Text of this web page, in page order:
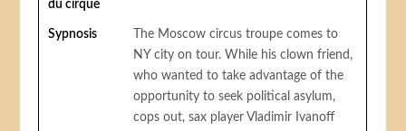
du cirque
Sypnosis
The Moscow circus troupe comes to
NY city on tour. While his clown friend,
who wanted to take advantage of the
opportunity to seek political asylum,
cops out, sax player Vladimir Ivanoff